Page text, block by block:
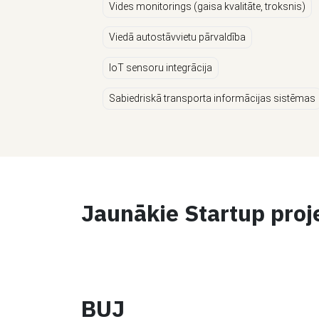
Vides monitorings (gaisa kvalitāte, troksnis)
Viedā autostāvvietu pārvaldība
IoT sensoru integrācija
Sabiedriskā transporta informācijas sistēmas
Jaunākie Startup
BUJ